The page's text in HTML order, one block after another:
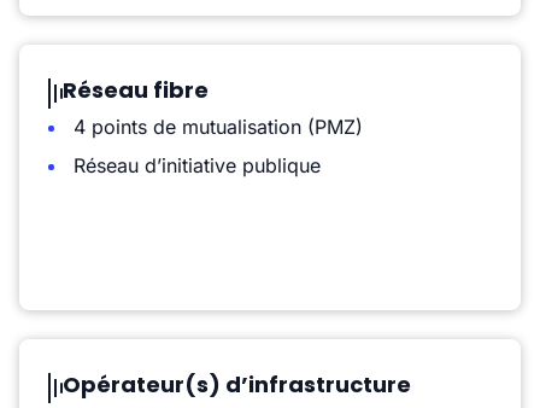
Réseau fibre
4 points de mutualisation (PMZ)
Réseau d’initiative publique
Opérateur(s) d’infrastructure